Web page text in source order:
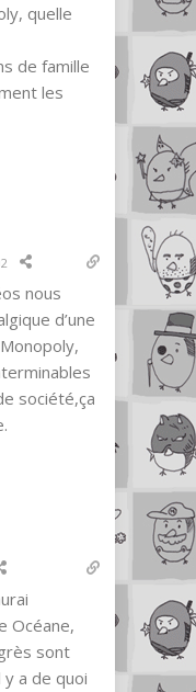
quelle
de famille
les
nous
d’une
société,ça
Océane,
sont
y a de quoi